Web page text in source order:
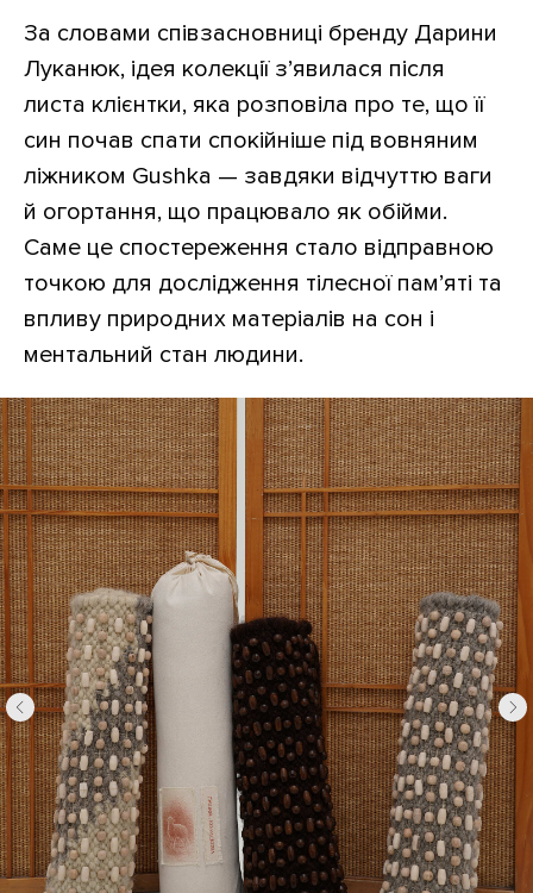
За словами співзасновниці бренду Дарини
Луканюк, ідея колекції з’явилася після
листа клієнтки, яка розповіла про те, що її
син почав спати спокійніше під вовняним
ліжником Gushka — завдяки відчуттю ваги
й огортання, що працювало як обійми.
Саме це спостереження стало відправною
точкою для дослідження тілесної пам’яті та
впливу природних матеріалів на сон і
ментальний стан людини.